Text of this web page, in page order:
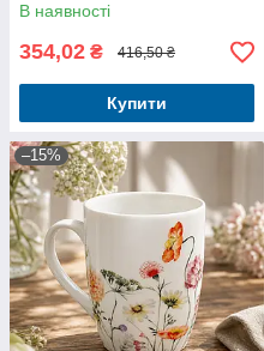
В наявності
354,02 ₴ 416,50 ₴
Купити
–15%